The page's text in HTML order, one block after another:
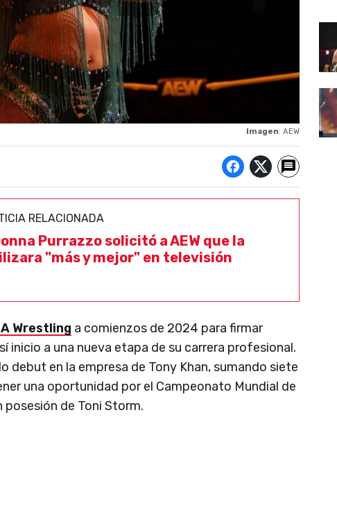
Imagen: AEW
RELACIONADA
Purrazzo solicitó a AEW que la
"más y mejor" en televisión
Wrestling a comienzos de 2024 para firmar
inicio a una nueva etapa de su carrera profesional.
debut en la empresa de Tony Khan, sumando siete
una oportunidad por el Campeonato Mundial de
posesión de Toni Storm.